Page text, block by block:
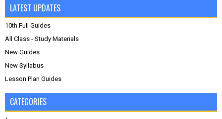
LATEST UPDATES
10th Full Guides
All Class - Study Materials
New Guides
New Syllabus
Lesson Plan Guides
CATEGORIES